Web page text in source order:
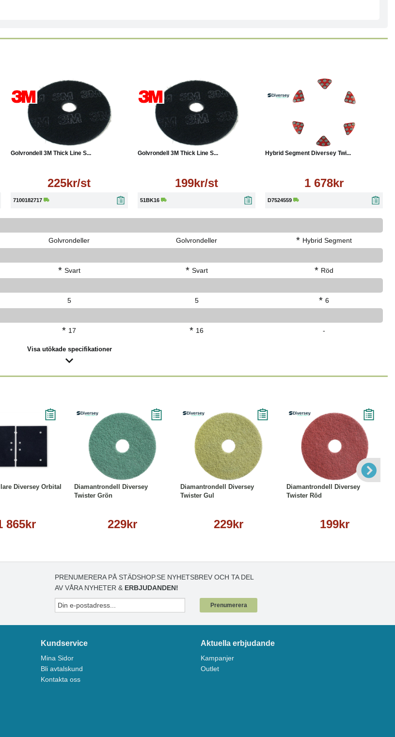
Golvrondell 3M Thick Line S...
225kr/st
7100182717
Golvrondell 3M Thick Line S...
199kr/st
51BK16
Hybrid Segment Diversey Twi...
1 678kr
D7524559
Läs mer
Golvrondeller Golvrondeller * Hybrid Segment
* Svart * Svart * Röd
5 5 * 6
* 17 * 16 -
Visa utökade specifikationer
Diversey Orbital
865kr
Läs mer
Diamantrondell Diversey
Twister Grön
229kr
Läs mer
Diamantrondell Diversey
Twister Gul
229kr
Läs mer
Diamantrondell Diversey
Twister Röd
199kr
Läs mer
PRENUMERERA PÅ STÄDSHOP.SE NYHETSBREV OCH TA DEL
AV VÅRA NYHETER & ERBJUDANDEN!
Prenumerera
Kundservice
Mina Sidor
Bli avtalskund
Kontakta oss
Aktuella erbjudande
Kampanjer
Outlet